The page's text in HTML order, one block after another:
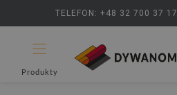
TELEFON: +48 32 700 37 17
Produkty